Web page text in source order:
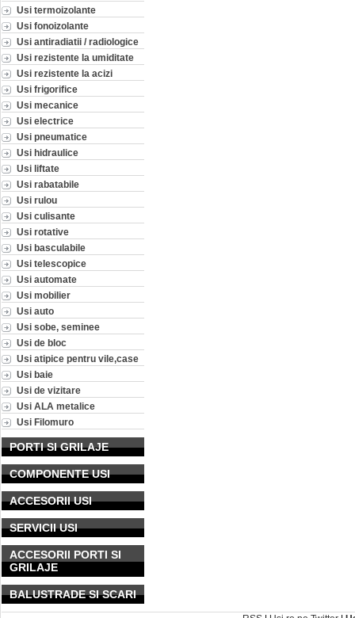
Usi termoizolante
Usi fonoizolante
Usi antiradiatii / radiologice
Usi rezistente la umiditate
Usi rezistente la acizi
Usi frigorifice
Usi mecanice
Usi electrice
Usi pneumatice
Usi hidraulice
Usi liftate
Usi rabatabile
Usi rulou
Usi culisante
Usi rotative
Usi basculabile
Usi telescopice
Usi automate
Usi mobilier
Usi auto
Usi sobe, seminee
Usi de bloc
Usi atipice pentru vile,case
Usi baie
Usi de vizitare
Usi ALA metalice
Usi Filomuro
PORTI SI GRILAJE
COMPONENTE USI
ACCESORII USI
SERVICII USI
ACCESORII PORTI SI
GRILAJE
BALUSTRADE SI SCARI